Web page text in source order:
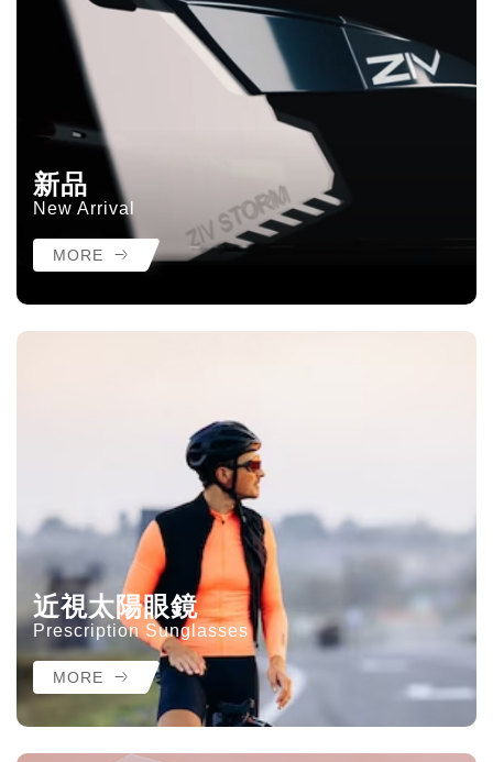
新品
New Arrival
MORE
近視太陽眼鏡
Prescription Sunglasses
MORE